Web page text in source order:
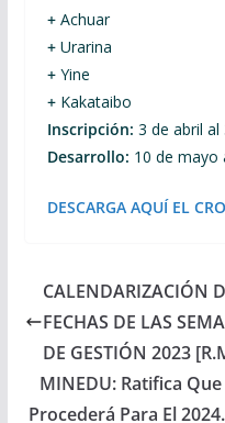
+Achuar
+Urarina
+Yine
+Kakataibo
Inscripción: 3 de abril
Desarrollo: 10 de mayo
DESCARGA AQUÍ EL
CALENDARIZACIÓN
FECHAS DE LAS
DE GESTIÓN 2023
MINEDU: Ratifica
Procederá Para El